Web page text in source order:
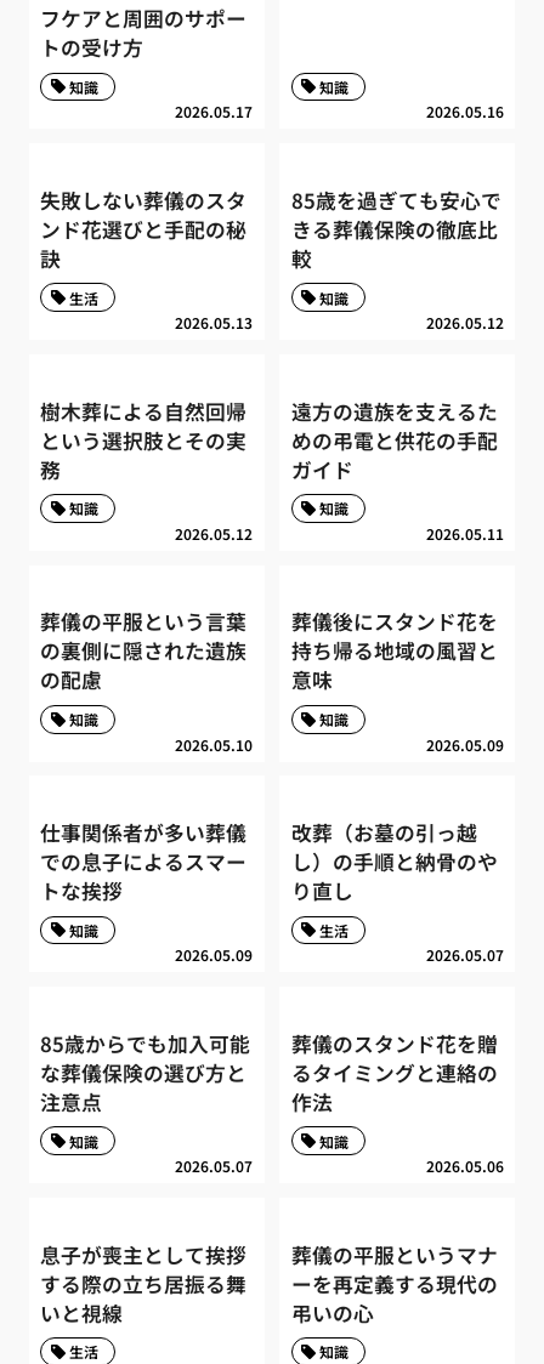
フケアと周囲のサポー
トの受け方
2026.05.17
知識
2026.05.16
知識
失敗しない葬儀のスタ
ンド花選びと手配の秘
訣
2026.05.13
生活
85歳を過ぎても安心で
きる葬儀保険の徹底比
較
2026.05.12
知識
樹木葬による自然回帰
という選択肢とその実
務
2026.05.12
知識
遠方の遺族を支えるた
めの弔電と供花の手配
ガイド
2026.05.11
知識
葬儀の平服という言葉
の裏側に隠された遺族
の配慮
2026.05.10
知識
葬儀後にスタンド花を
持ち帰る地域の風習と
意味
2026.05.09
知識
仕事関係者が多い葬儀
での息子によるスマー
トな挨拶
2026.05.09
知識
改葬（お墓の引っ越
し）の手順と納骨のや
り直し
2026.05.07
生活
85歳からでも加入可能
な葬儀保険の選び方と
注意点
2026.05.07
知識
葬儀のスタンド花を贈
るタイミングと連絡の
作法
2026.05.06
知識
息子が喪主として挨拶
する際の立ち居振る舞
いと視線
生活
葬儀の平服というマナ
ーを再定義する現代の
弔いの心
知識